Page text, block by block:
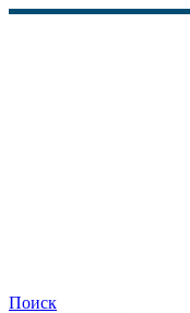
Поиск